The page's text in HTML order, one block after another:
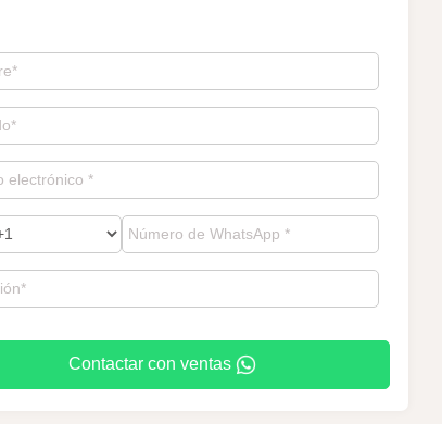
Contactar con ventas